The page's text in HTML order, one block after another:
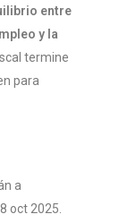
entre
y la
termine
para
a
oct 2025.